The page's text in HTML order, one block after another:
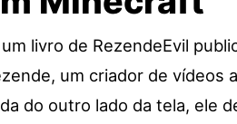
livro de RezendeEvil
um criador de vídeos
do outro lado da tela, ele